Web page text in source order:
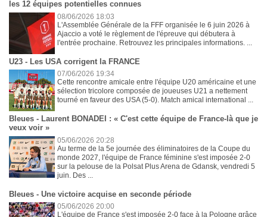
les 12 équipes potentielles connues
08/06/2026 18:03
L'Assemblée Générale de la FFF organisée le 6 juin 2026 à
Ajaccio a voté le règlement de l'épreuve qui débutera à
l'entrée prochaine. Retrouvez les principales informations. ...
U23 - Les USA corrigent la FRANCE
07/06/2026 19:34
Cette rencontre amicale entre l'équipe U20 américaine et une
sélection tricolore composée de joueuses U21 a nettement
tourné en faveur des USA (5-0). Match amical international ...
Bleues - Laurent BONADEI : « C'est cette équipe de France-là que je
veux voir »
05/06/2026 20:28
Au terme de la 5e journée des éliminatoires de la Coupe du
monde 2027, l'équipe de France féminine s'est imposée 2-0
sur la pelouse de la Polsat Plus Arena de Gdansk, vendredi 5
juin. Des ...
Bleues - Une victoire acquise en seconde période
05/06/2026 20:00
L'équipe de France s'est imposée 2-0 face à la Pologne grâce